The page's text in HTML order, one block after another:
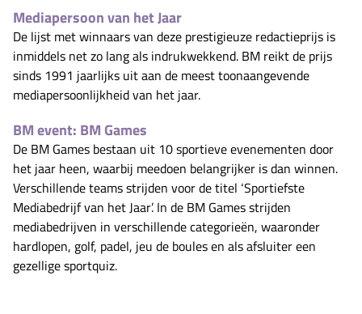
Mediapersoon van het Jaar
De lijst met winnaars van deze prestigieuze redactieprijs is
inmiddels net zo lang als indrukwekkend. BM reikt de prijs
sinds 1991 jaarlijks uit aan de meest toonaangevende
mediapersoonlijkheid van het jaar.
BM event: BM Games
De BM Games bestaan uit 10 sportieve evenementen door
het jaar heen, waarbij meedoen belangrijker is dan winnen.
Verschillende teams strijden voor de titel ‘Sportiefste
Mediabedrijf van het Jaar’. In de BM Games strijden
mediabedrijven in verschillende categorieën, waaronder
hardlopen, golf, padel, jeu de boules en als afsluiter een
gezellige sportquiz.